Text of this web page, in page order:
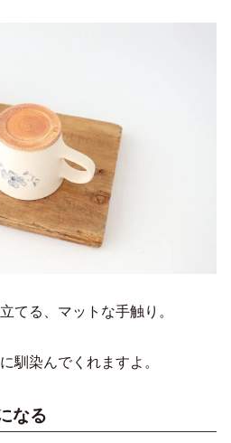
てる、マットな手触り。
馴染んでくれますよ。
なる